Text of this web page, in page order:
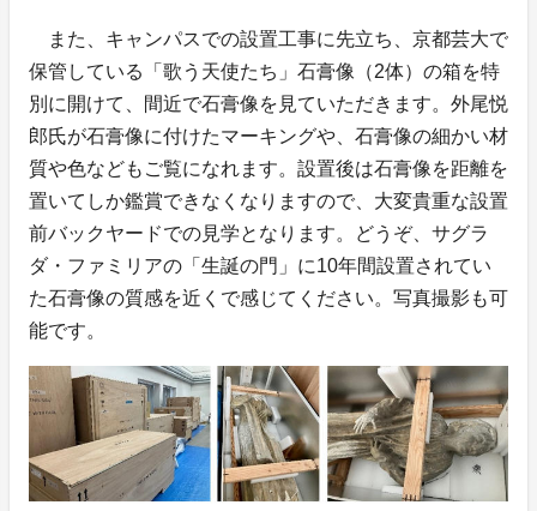
また、キャンパスでの設置工事に先立ち、京都芸大で
保管している「歌う天使たち」石膏像（2体）の箱を特
別に開けて、間近で石膏像を見ていただきます。外尾悦
郎氏が石膏像に付けたマーキングや、石膏像の細かい材
質や色などもご覧になれます。設置後は石膏像を距離を
置いてしか鑑賞できなくなりますので、大変貴重な設置
前バックヤードでの見学となります。どうぞ、サグラ
ダ・ファミリアの「生誕の門」に10年間設置されてい
た石膏像の質感を近くで感じてください。写真撮影も可
能です。